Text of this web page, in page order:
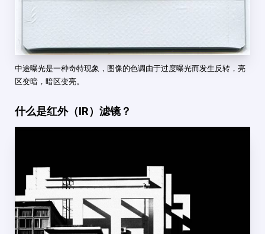
中途曝光是一种奇特现象，图像的色调由于过度曝光而发生反转，亮
区变暗，暗区变亮。
什么是红外（IR）滤镜？